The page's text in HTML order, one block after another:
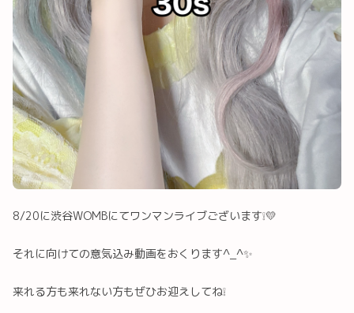
8/20に渋谷WOMBにてワンマンライブございます❕💛
それに向けての意気込み動画をおくります^_^︎✨
来れる方も来れない方もぜひお迎えしてね❕